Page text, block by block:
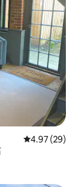
คะแนนเฉลี่ย
4.97 (29)